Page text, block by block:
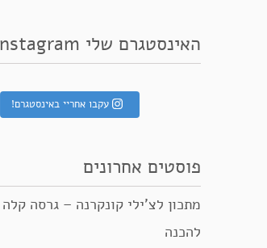
האינסטגרם שלי My Instagram
עקבו אחריי באינסטגרם!
פוסטים אחרונים
מתכון לצ’ילי קונקרנה – גרסה
להכנה